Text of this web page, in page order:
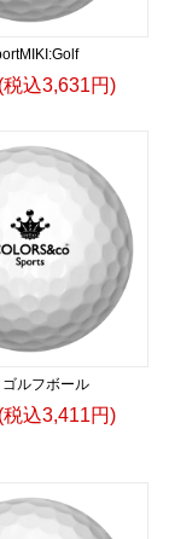
込3,631円)
ルフボール
込3,411円)